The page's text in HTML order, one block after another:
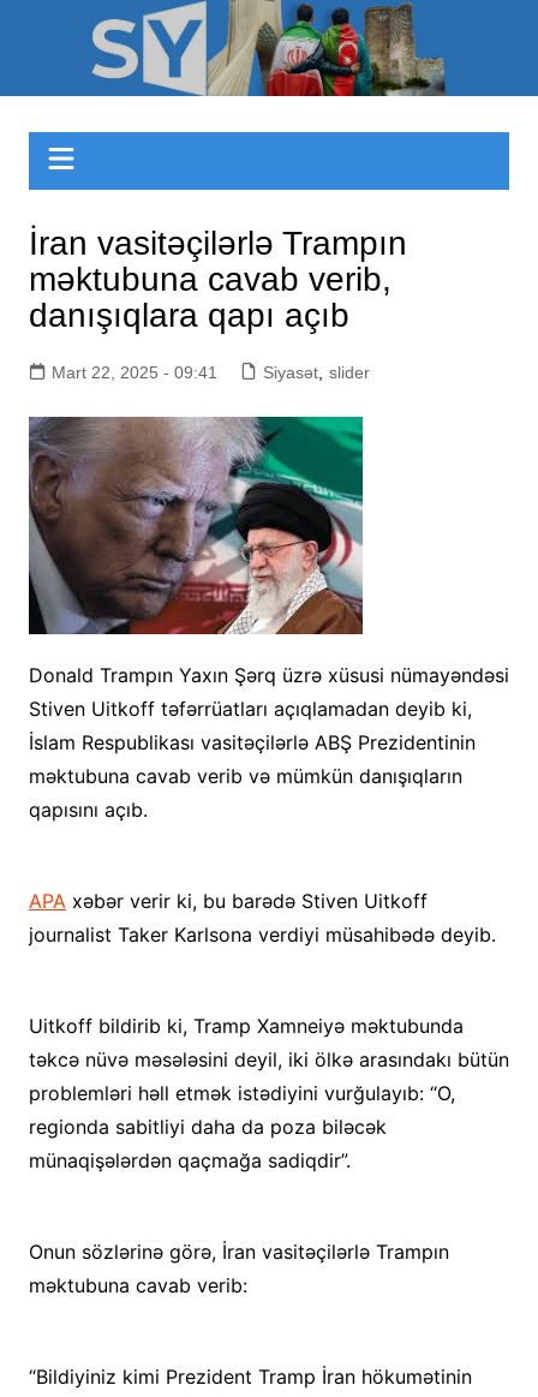
Sizinyol.org
İran vasitəçilərlə Trampın
məktubuna cavab verib,
danışıqlara qapı açıb
Mart 22, 2025 - 09:41 Siyasət, slider
Donald Trampın Yaxın Şərq üzrə xüsusi nümayəndəsi
Stiven Uitkoff təfərrüatları açıqlamadan deyib ki,
İslam Respublikası vasitəçilərlə ABŞ Prezidentinin
məktubuna cavab verib və mümkün danışıqların
qapısını açıb.
APAxəbər verir ki, bu barədə Stiven Uitkoff
journalist Taker Karlsona verdiyi müsahibədə deyib.
Uitkoff bildirib ki, Tramp Xamneiyə məktubunda
təkcə nüvə məsələsini deyil, iki ölkə arasındakı bütün
problemləri həll etmək istədiyini vurğulayıb: “O,
regionda sabitliyi daha da poza biləcək
münaqişələrdən qaçmağa sadiqdir”.
Onun sözlərinə görə, İran vasitəçilərlə Trampın
məktubuna cavab verib:
“Bildiyiniz kimi Prezident Tramp İran hökumətinin